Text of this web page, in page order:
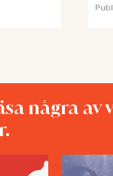
några